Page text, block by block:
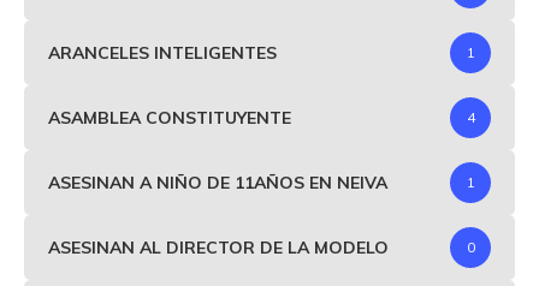
ARANCELES INTELIGENTES 1
ASAMBLEA CONSTITUYENTE 4
ASESINAN A NIÑO DE 11AÑOS EN NEIVA 1
ASESINAN AL DIRECTOR DE LA MODELO 0